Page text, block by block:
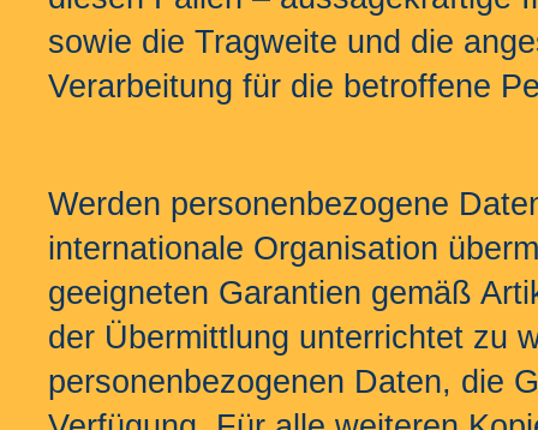
sowie die Tragweite und die
Verarbeitung für die betroffene
Werden personenbezogene
internationale Organisation
geeigneten Garantien gemäß
der Übermittlung unterrichtet zu
personenbezogenen Daten, die